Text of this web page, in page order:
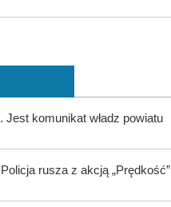
komunikat władz powiatu
rusza z akcją „Prędkość”